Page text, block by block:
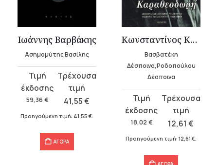
Ιωάννης Βαρβάκης
Ασημομύτης Βασίλης
59,36 €
Original
price
was:
59,36 €.
41,55€
τρέχουσα
τιμή
είναι:
Προηγούμενη τιμή: 41,55 €.
ΑΓΟΡΑ
Κωνσταντίνος Καραθεοδωρή
Βασβατέκη
Δέσποινα,Ροδοπούλου
Δέσποινα
18,02 €
Original
price
was:
18,02 €.
12,61 €
τρέχουσα
τιμή
είναι:
Προηγούμενη τιμή: 12,61 €.